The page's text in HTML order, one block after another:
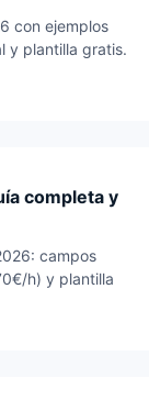
con ejemplos
y plantilla gratis.
completa y
campos
h) y plantilla